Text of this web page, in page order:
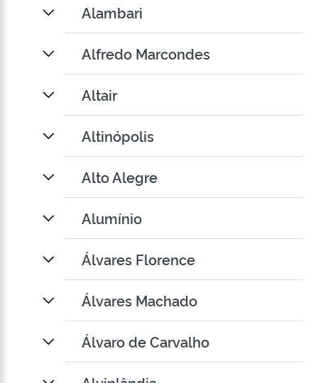
Alambari
Alfredo Marcondes
Altair
Altinópolis
Alto Alegre
Alumínio
Álvares Florence
Álvares Machado
Álvaro de Carvalho